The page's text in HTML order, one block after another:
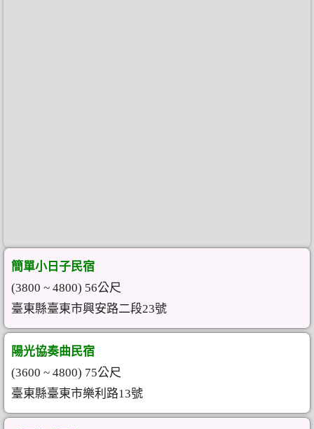
簡單小日子民宿
(3800 ~ 4800) 56公尺
臺東縣臺東市興安路二段23號
陽光協奏曲民宿
(3600 ~ 4800) 75公尺
臺東縣臺東市樂利路13號